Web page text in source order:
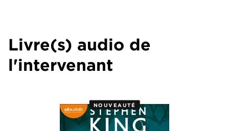
Livre(s) audio de
l'intervenant
NOUVEAUTÉ